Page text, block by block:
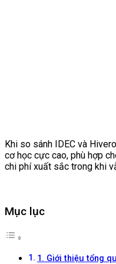
Khi so sánh IDEC và
cơ học cực cao, phù hợp
chi phí xuất sắc trong khi
Mục lục
1. Giới thiệu tổng